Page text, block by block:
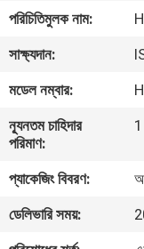
আমাদের
সম্পর্কে
কারখানা
ভ্রমণ
মান
নিয়ন্ত্রণ
পরিচিতিমুলক নাম:
সাক্ষ্যদান:
মডেল নম্বার:
ন্যূনতম চাহিদার
পরিমাণ:
1
প্যাকেজিং বিবরণ:
ডেলিভারি সময়: